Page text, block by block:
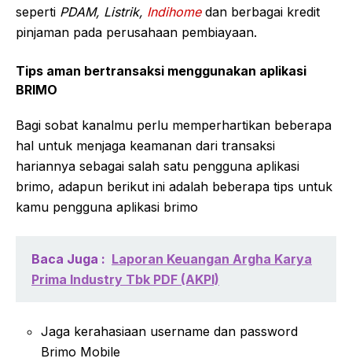
seperti PDAM, Listrik, Indihomedan berbagai kredit
pinjaman pada perusahaan pembiayaan.
Tips aman bertransaksi menggunakan aplikasi
BRIMO
Bagi sobat kanalmu perlu memperhartikan beberapa
hal untuk menjaga keamanan dari transaksi
hariannya sebagai salah satu pengguna aplikasi
brimo, adapun berikut ini adalah beberapa tips untuk
kamu pengguna aplikasi brimo
Baca Juga : Laporan Keuangan Argha Karya
Prima Industry Tbk PDF (AKPI)
Jaga kerahasiaan username dan password
Brimo Mobile